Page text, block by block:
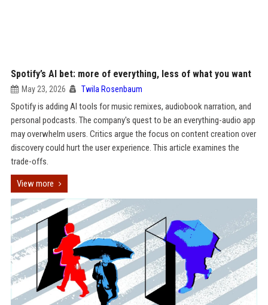
Spotify’s AI bet: more of everything, less of what you want
May 23, 2026 Twila Rosenbaum
Spotify is adding AI tools for music remixes, audiobook narration, and
personal podcasts. The company's quest to be an everything-audio app
may overwhelm users. Critics argue the focus on content creation over
discovery could hurt the user experience. This article examines the
trade-offs.
View more